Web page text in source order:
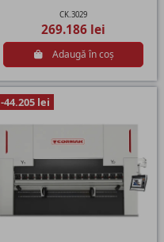
CK.3029
269.186 lei
Adaugă în coș
-44.205 lei